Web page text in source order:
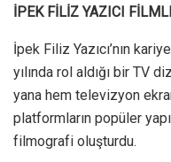
İPEK FİLİZ YAZICI
İpek Filiz Yazıcı’nın
yılında rol aldığı bir TV
yana hem televizyon
platformların popüler
filmografi oluşturdu.